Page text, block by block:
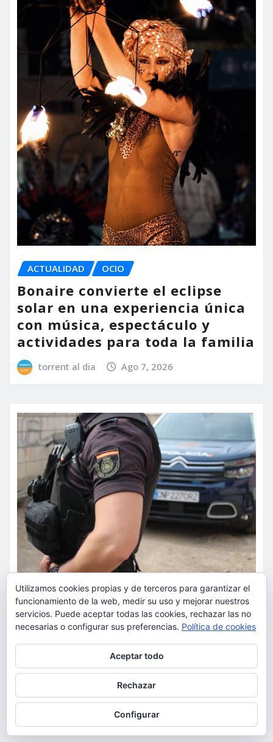
ACTUALIDAD OCIO
Bonaire convierte el eclipse
solar en una experiencia única
con música, espectáculo y
actividades para toda la familia
torrent al dia Ago 7, 2026
SUCESOS
La Policía Nacional detiene a
dos varones por cometer tres
robos con violencia en una
misma mañana
Utilizamos cookies propias y de terceros para garantizar el
funcionamiento de la web, medir su uso y mejorar nuestros
servicios. Puede aceptar todas las cookies, rechazar las no
necesarias o configurar sus preferencias. Política de cookies
Aceptar todo
Rechazar
Configurar
Para obtener más información, incluido cómo gestionar las cookies,